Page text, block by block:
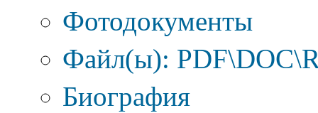
Фотодокументы
Файл(ы):
Биография